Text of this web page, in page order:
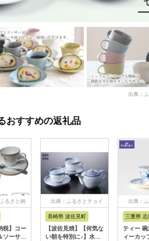
出典：
おすすめの返礼品
るさと納
税】コー
ソーサー
出典：ふるさとチョイ
長崎県 波佐見町
【波佐見焼】【何気な
い朝を特別に♪】水晶
出典：
三重県 志
ティー
ィーカッ